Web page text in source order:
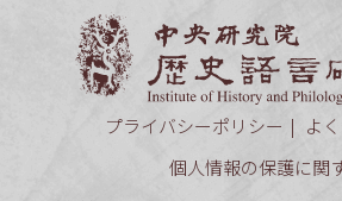
プライバシーポリシー
よ
個人情報の保護に関